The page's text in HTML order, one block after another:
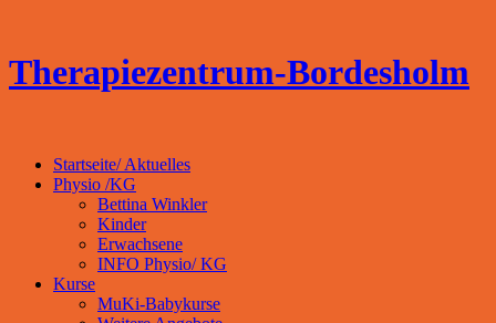
Therapiezentrum-Bordesholm
Startseite/ Aktuelles
Physio /KG
Bettina Winkler
Kinder
Erwachsene
INFO Physio/ KG
Kurse
MuKi-Babykurse